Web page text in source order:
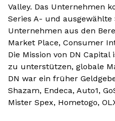
Valley. Das Unternehmen
Series A- und
Unternehmen aus den
Market Place, Consumer
Die Mission von DN
zu unterstützen, globale
DN war ein früher
Shazam, Endeca, Auto1,
Mister Spex, Hometogo,